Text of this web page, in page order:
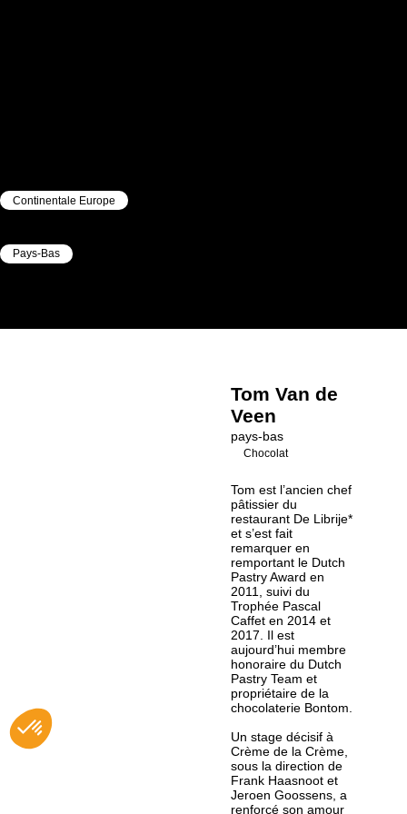
Continentale Europe
Pays-Bas
Tom Van de
Veen
pays-bas
Chocolat
Tom est l’ancien chef
pâtissier du
restaurant De Librije*
et s’est fait
remarquer en
remportant le Dutch
Pastry Award en
2011, suivi du
Trophée Pascal
Caffet en 2014 et
2017. Il est
aujourd’hui membre
honoraire du Dutch
Pastry Team et
propriétaire de la
chocolaterie Bontom.
Un stage décisif à
Crème de la Crème,
sous la direction de
Frank Haasnoot et
Jeroen Goossens, a
renforcé son amour